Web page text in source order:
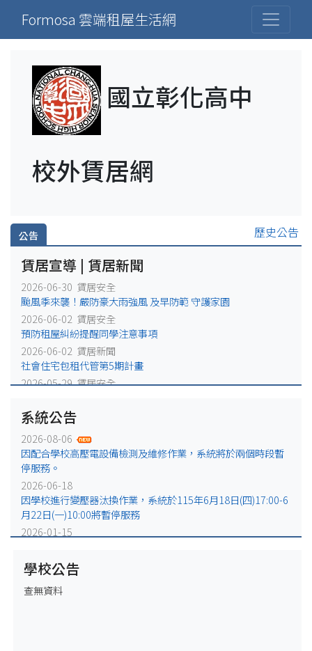
Formosa 雲端租屋生活網
國立彰化高中
校外賃居網
公告 歷史公告
賃居宣導 | 賃居新聞
2026-06-30 賃居安全
颱風季來襲！嚴防豪大雨強風 及早防範 守護家園
2026-06-02 賃居安全
預防租屋糾紛提醒同學注意事項
2026-06-02 賃居新聞
社會住宅包租代管第5期計畫
2026-05-29 賃居安全
2026-05-25 賃居安全
賃居退租注意事項
2026-05-18 賃居新聞
校外租屋租金補貼宣導公告
系統公告
2026-08-06
因配合學校高壓電設備檢測及維修作業，系統將於兩個時段暫
停服務。
2026-06-18
因學校進行變壓器汰換作業，系統於115年6月18日(四)17:00-6
月22日(一)10:00將暫停服務
2026-01-15
(五)17:00-1月19日(一)10:00將暫停服務
2025-12-31
因配合學校電力設備緊急維修作業，系統於115年1月2日
學校公告
查無資料